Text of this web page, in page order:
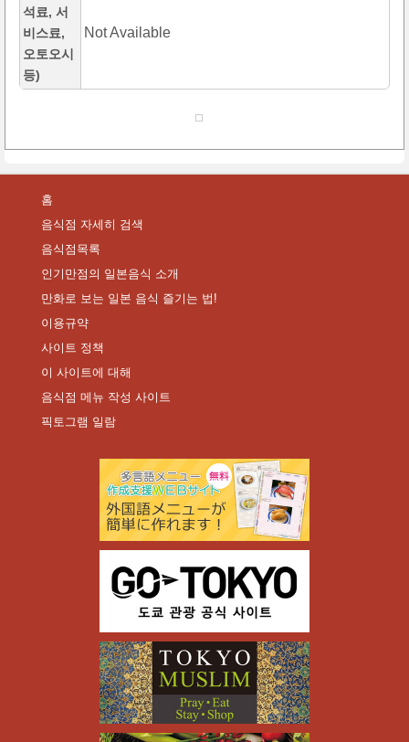
석료, 서
비스료,
오토오시
등)
Not Available
홈
음식점 자세히 검색
음식점목록
인기만점의 일본음식 소개
만화로 보는 일본 음식 즐기는 법!
이용규약
사이트 정책
이 사이트에 대해
음식점 메뉴 작성 사이트
픽토그램 일람